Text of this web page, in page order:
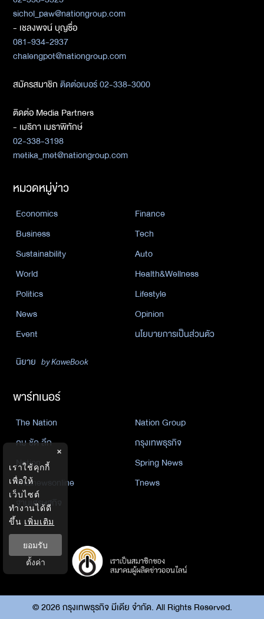
sichol_paw@nationgroup.com
- เชลงพจน์ บุญซื่อ
081-934-2937
chalengpot@nationgroup.com
สมัครสมาชิกติดต่อเบอร์ 02-338-3000
ติดต่อ Media Partners
- เมธิกา เมธาพิทักษ์
02-338-3198
metika_met@nationgroup.com
หมวดหมู่ข่าว
Economics
Finance
Business
Tech
Sustainability
Auto
World
Health&Wellness
Politics
Lifestyle
News
Opinion
Event
นโยบายการเป็นส่วนตัว
นิยาย by KaweBook
พาร์ทเนอร์
The Nation
Nation Group
คม ชัด ลึก
กรุงเทพธุรกิจ
Nation
Spring News
Thainewsonline
Tnews
ฐานเศรษฐกิจ
©2026กรุงเทพธุรกิจ มีเดีย จำกัด. All Rights Reserved.
×
เราใช้คุกกี้
เพื่อให้
เว็บไซต์
ทำงานได้ดี
ขึ้น เพิ่มเติม
ยอมรับ
ตั้งค่า